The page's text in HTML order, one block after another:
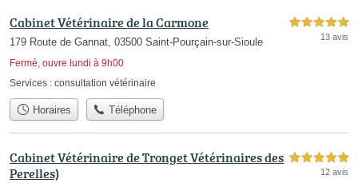
Cabinet Vétérinaire de la Carmone
179 Route de Gannat, 03500 Saint-Pourçain-sur-Sioule
Fermé, ouvre lundi à 9h00
5,0 étoiles sur 5
13 avis
Services : consultation vétérinaire
Horaires Téléphone
Cabinet Vétérinaire de Tronget Vétérinaires des
Perelles)
5,0 étoiles sur 5
12 avis